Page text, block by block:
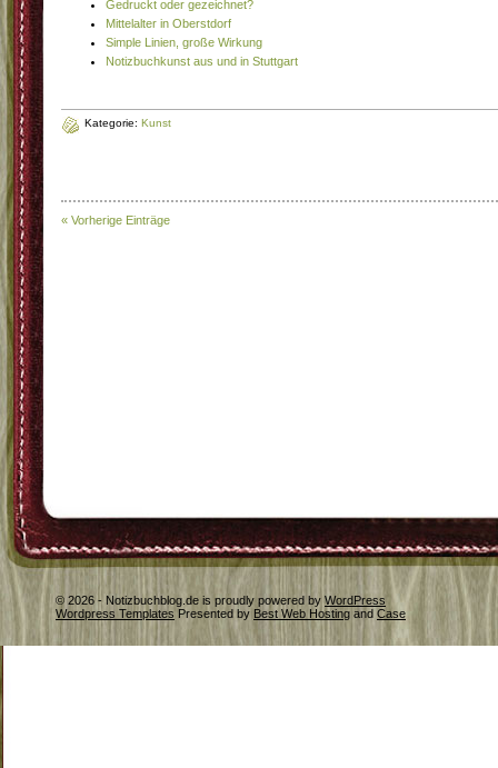
Gedruckt oder gezeichnet?
Mittelalter in Oberstdorf
Simple Linien, große Wirkung
Notizbuchkunst aus und in Stuttgart
Kategorie: Kunst
« Vorherige Einträge
© 2026 - Notizbuchblog.de is proudly powered by WordPress
Wordpress Templates Presented by Best Web Hosting and Case